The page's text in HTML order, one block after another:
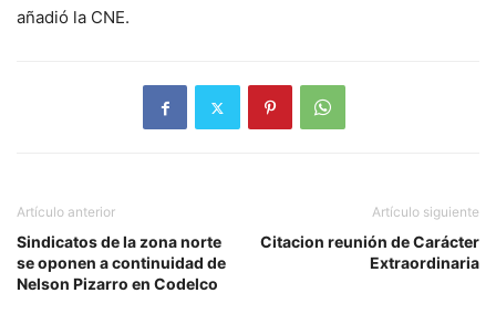
añadió la CNE.
Artículo anterior
Sindicatos de la zona norte
se oponen a continuidad de
Nelson Pizarro en Codelco
Artículo siguiente
Citacion reunión de Carácter
Extraordinaria